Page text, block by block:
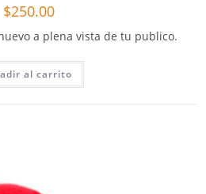
$250.00
a plena vista de tu publico.
al carrito